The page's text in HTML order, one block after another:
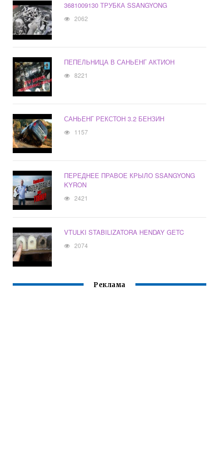
3681009130 ТРУБКА SSANGYONG
2062
ПЕПЕЛЬНИЦА В САНЬЕНГ АКТИОН
8221
САНЬЕНГ РЕКСТОН 3.2 БЕНЗИН
1157
ПЕРЕДНЕЕ ПРАВОЕ КРЫЛО SSANGYONG
KYRON
2421
VTULKI STABILIZATORA HENDAY GETC
2074
Реклама